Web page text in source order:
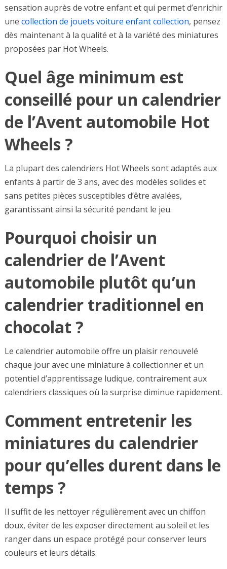
sensation auprès de votre enfant et qui permet d’enrichir
une collection de jouets voiture enfant collection, pensez
dès maintenant à la qualité et à la variété des miniatures
proposées par Hot Wheels.
Quel âge minimum est
conseillé pour un calendrier
de l’Avent automobile Hot
Wheels ?
La plupart des calendriers Hot Wheels sont adaptés aux
enfants à partir de 3 ans, avec des modèles solides et
sans petites pièces susceptibles d’être avalées,
garantissant ainsi la sécurité pendant le jeu.
Pourquoi choisir un
calendrier de l’Avent
automobile plutôt qu’un
calendrier traditionnel en
chocolat ?
Le calendrier automobile offre un plaisir renouvelé
chaque jour avec une miniature à collectionner et un
potentiel d’apprentissage ludique, contrairement aux
calendriers classiques où la surprise diminue rapidement.
Comment entretenir les
miniatures du calendrier
pour qu’elles durent dans le
temps ?
Il suffit de les nettoyer régulièrement avec un chiffon
doux, éviter de les exposer directement au soleil et les
ranger dans un espace protégé pour conserver leurs
couleurs et leurs détails.